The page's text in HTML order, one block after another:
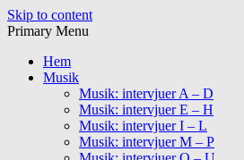
Skip to content
Primary Menu
Hem
Musik
Musik: intervjuer A – D
Musik: intervjuer E – H
Musik: intervjuer I – L
Musik: intervjuer M – P